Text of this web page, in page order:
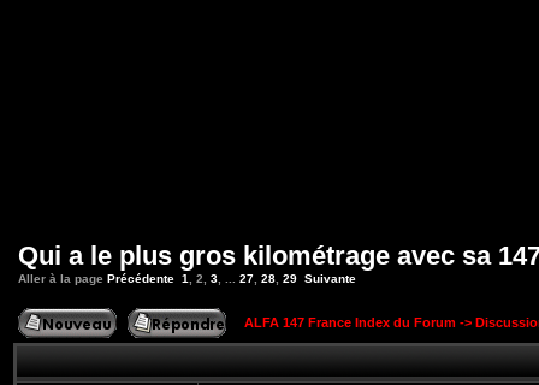
Qui a le plus gros kilométrage avec sa
Aller à la page Précédente 1 2 3 27 28 29 Suivante
ALFA 147 France Index du Forum ->